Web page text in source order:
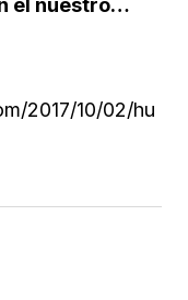
el nuestro…
2017/10/02/hu